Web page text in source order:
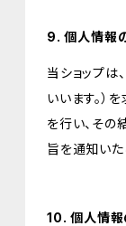
9. 個人情報
当ショップは
いいます。）
を行い、その
旨を通知いた
10. 個人情